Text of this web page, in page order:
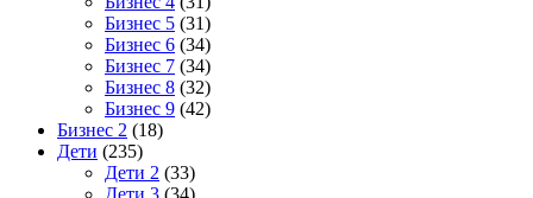
Бизнес 5 (31)
Бизнес 6 (34)
Бизнес 7 (34)
Бизнес 8 (32)
Бизнес 9 (42)
Бизнес 2 (18)
Дети (235)
Дети 2 (33)